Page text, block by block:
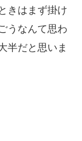
きはまず掛け
うなんて思わ
半だと思いま